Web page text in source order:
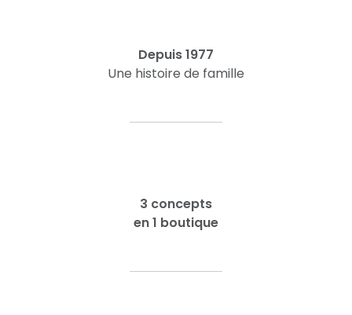
Depuis 1977
Une histoire de famille
3 concepts
en 1 boutique